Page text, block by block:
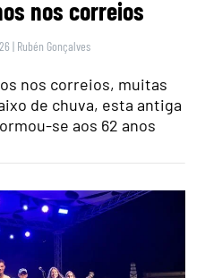
nos correios
| Rubén Gonçalves
nos correios, muitas
de chuva, esta antiga
se aos 62 anos